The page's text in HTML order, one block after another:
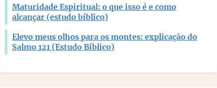
Maturidade Espiritual: o que isso é e como
alcançar (estudo bíblico)
Elevo meus olhos para os montes: explicação do
Salmo 121 (Estudo Bíblico)